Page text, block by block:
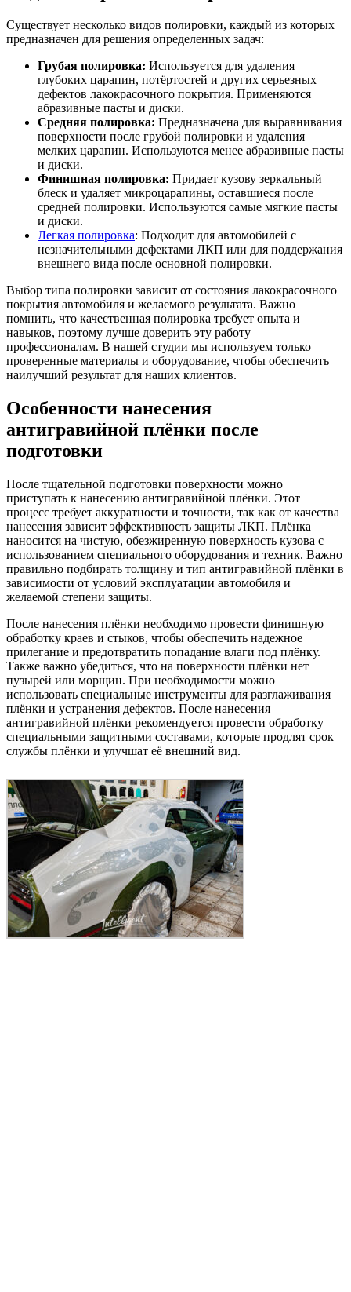
Существует несколько видов полировки, каждый из которых
предназначен для решения определенных задач:
Грубая полировка: Используется для удаления
глубоких царапин, потёртостей и других серьезных
дефектов лакокрасочного покрытия. Применяются
абразивные пасты и диски.
Средняя полировка: Предназначена для выравнивания
поверхности после грубой полировки и удаления
мелких царапин. Используются менее абразивные пасты
и диски.
Финишная полировка: Придает кузову зеркальный
блеск и удаляет микроцарапины, оставшиеся после
средней полировки. Используются самые мягкие пасты
и диски.
Легкая полировка: Подходит для автомобилей с
незначительными дефектами ЛКП или для поддержания
внешнего вида после основной полировки.
Выбор типа полировки зависит от состояния лакокрасочного
покрытия автомобиля и желаемого результата. Важно
помнить, что качественная полировка требует опыта и
навыков, поэтому лучше доверить эту работу
профессионалам. В нашей студии мы используем только
проверенные материалы и оборудование, чтобы обеспечить
наилучший результат для наших клиентов.
Особенности нанесения
антигравийной плёнки после
подготовки
После тщательной подготовки поверхности можно
приступать к нанесению антигравийной плёнки. Этот
процесс требует аккуратности и точности, так как от качества
нанесения зависит эффективность защиты ЛКП. Плёнка
наносится на чистую, обезжиренную поверхность кузова с
использованием специального оборудования и техник. Важно
правильно подбирать толщину и тип антигравийной плёнки в
зависимости от условий эксплуатации автомобиля и
желаемой степени защиты.
После нанесения плёнки необходимо провести финишную
обработку краев и стыков, чтобы обеспечить надежное
прилегание и предотвратить попадание влаги под плёнку.
Также важно убедиться, что на поверхности плёнки нет
пузырей или морщин. При необходимости можно
использовать специальные инструменты для разглаживания
плёнки и устранения дефектов. После нанесения
антигравийной плёнки рекомендуется провести обработку
специальными защитными составами, которые продлят срок
службы плёнки и улучшат её внешний вид.